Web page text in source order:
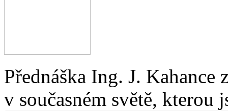
Přednáška Ing. J.
v současném světě, kterou